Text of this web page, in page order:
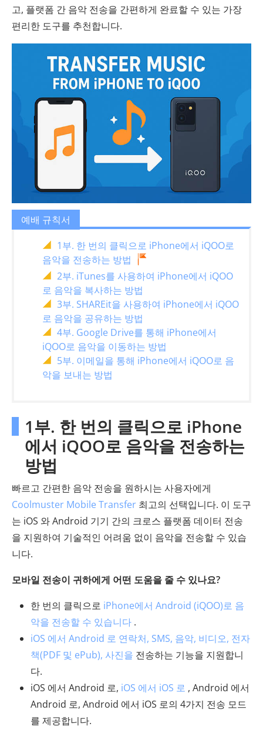
고, 플랫폼 간 음악 전송을 간편하게 완료할 수 있는 가장
편리한 도구를 추천합니다.
예배 규칙서
1부. 한 번의 클릭으로 iPhone에서 iQOO로
음악을 전송하는 방법
2부. iTunes를 사용하여 iPhone에서 iQOO
로 음악을 복사하는 방법
3부. SHAREit을 사용하여 iPhone에서 iQOO
로 음악을 공유하는 방법
4부. Google Drive를 통해 iPhone에서
iQOO로 음악을 이동하는 방법
5부. 이메일을 통해 iPhone에서 iQOO로 음
악을 보내는 방법
1부. 한 번의 클릭으로 iPhone
에서 iQOO로 음악을 전송하는
방법
빠르고 간편한 음악 전송을 원하시는 사용자에게
Coolmuster Mobile Transfer 최고의 선택입니다. 이 도구
는 iOS 와 Android 기기 간의 크로스 플랫폼 데이터 전송
을 지원하여 기술적인 어려움 없이 음악을 전송할 수 있습
니다.
모바일 전송이 귀하에게 어떤 도움을 줄 수 있나요?
한 번의 클릭으로 iPhone에서 Android (iQOO)로 음
악을 전송할 수 있습니다 .
iOS 에서 Android 로 연락처, SMS, 음악, 비디오, 전자
책(PDF 및 ePub), 사진을 전송하는 기능을 지원합니
다.
iOS 에서 Android 로, iOS 에서 iOS 로 , Android 에서
Android 로, Android 에서 iOS 로의 4가지 전송 모드
를 제공합니다.